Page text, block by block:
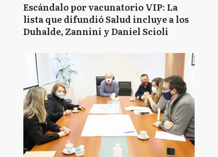
Escándalo por vacunatorio VIP: La
lista que difundió Salud incluye a los
Duhalde, Zannini y Daniel Scioli